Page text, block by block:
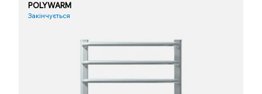
POLYWARM
Закінчується